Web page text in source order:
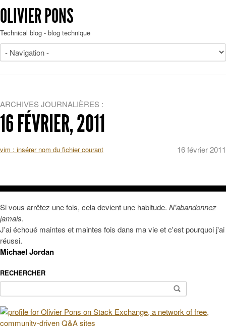
OLIVIER PONS
Technical blog - blog technique
ARCHIVES JOURNALIÈRES :
16 FÉVRIER, 2011
vim : insérer nom du fichier courant 16 février 2011
Si vous arrêtez une fois, cela devient une habitude. N'abandonnez
jamais.
J'ai échoué maintes et maintes fois dans ma vie et c'est pourquoi j'ai
réussi.
Michael Jordan
RECHERCHER